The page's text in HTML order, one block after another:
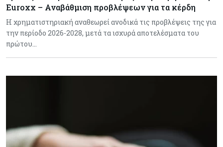
Euroxx – Αναβάθμιση προβλέψεων για τα κέρδη
Η χρηματιστηριακή αναθεωρεί ανοδικά τις προβλέψεις της για
την περίοδο 2026-2028, μετά τα ισχυρά αποτελέσματα του
πρώτου…